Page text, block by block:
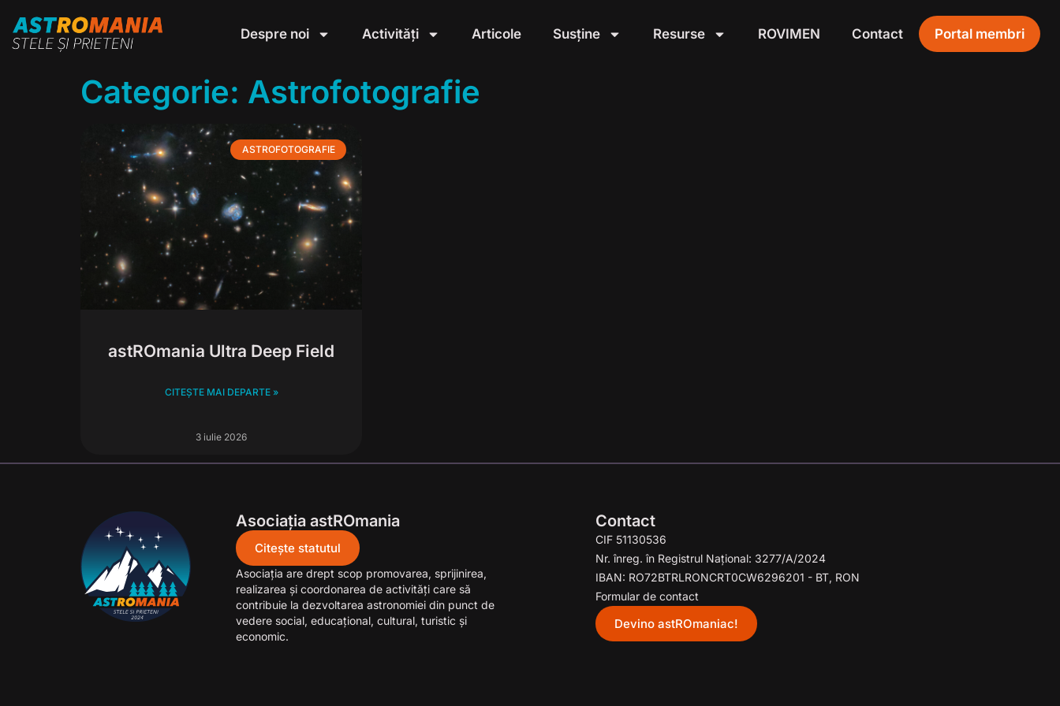
Despre noi Activități Articole Susține Resurse ROVIMEN Contact Portal membri
Categorie: Astrofotografie
ASTROFOTOGRAFIE
astROmania Ultra Deep Field
CITEȘTE MAI DEPARTE »
3 iulie 2026
Asociația astROmania
Citește statutul
Asociaţia are drept scop promovarea, sprijinirea,
realizarea şi coordonarea de activităţi care să
contribuie la dezvoltarea astronomiei din punct de
vedere social, educaţional, cultural, turistic şi
economic.
Contact
CIF 51130536
Nr. înreg. în Registrul Național: 3277/A/2024
IBAN: RO72BTRLRONCRT0CW6296201 - BT, RON
Formular de contact
Devino astROmaniac!